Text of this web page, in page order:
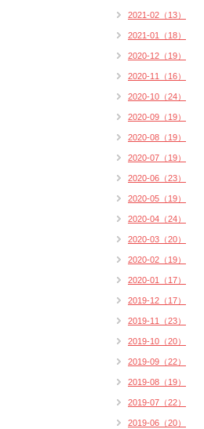
2021-02（13）
2021-01（18）
2020-12（19）
2020-11（16）
2020-10（24）
2020-09（19）
2020-08（19）
2020-07（19）
2020-06（23）
2020-05（19）
2020-04（24）
2020-03（20）
2020-02（19）
2020-01（17）
2019-12（17）
2019-11（23）
2019-10（20）
2019-09（22）
2019-08（19）
2019-07（22）
2019-06（20）